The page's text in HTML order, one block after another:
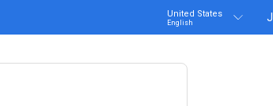
United States
English